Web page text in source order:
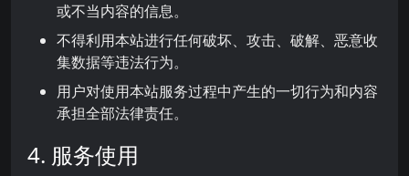
或不当内容的信息。
不得利用本站进行任何破坏、攻击、破解、恶意收
集数据等违法行为。
用户对使用本站服务过程中产生的一切行为和内容
承担全部法律责任。
4. 服务使用